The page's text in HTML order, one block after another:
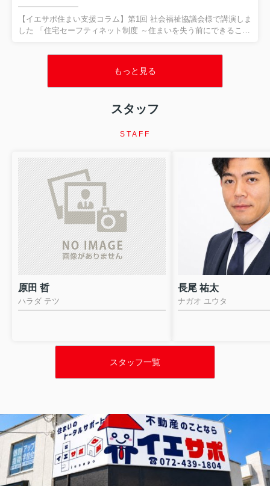
ティネット制度について、分かりやすくご紹介します。 住宅セー
フティネット制度とは？ 「住まいに困る人」を地域全体で支える
制度です 「住宅セーフティネット制度」という言葉を...
【イエサポ住まい支援コラム】第1回 社会福祉協議会様で講演しま
した 「住宅セーフティネット制度 ～住まいを失う前にできること
「住宅セーフティネット制度 ～住まいを失う前にできること～」
クを抱えた方への支援や、地域で連携することの大切さについ
て、実際の現場で経験した事例を交えながらお話ししました。 今
た、 「住まいを失ってからではなく、住まいを失う前に相談する
もっと見る
スタッフ
STAFF
原田 哲
ハラダ テツ
長尾 祐太
ナガオ ユウタ
スタッフ一覧